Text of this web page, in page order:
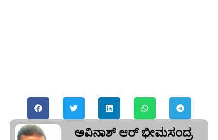
ಅವಿನಾಶ್‌ ಆರ್‌ ಭೀಮಸಂದ್ರ